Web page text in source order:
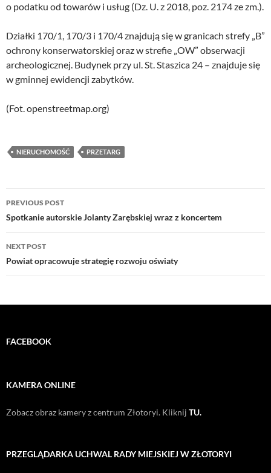
o podatku od towarów i usług (Dz. U. z 2018, poz. 2174 ze zm.).
Działki 170/1, 170/3 i 170/4 znajdują się w granicach strefy „B”
ochrony konserwatorskiej oraz w strefie „OW” obserwacji
archeologicznej. Budynek przy ul. St. Staszica 24 – znajduje się
w gminnej ewidencji zabytków.
(Fot. openstreetmap.org)
NIERUCHOMOŚĆ PRZETARG
Post
navigation
PREVIOUS POST
Spotkanie autorskie Jolanty Zarębskiej wraz z koncertem
NEXT POST
Powiat opracowuje strategię rozwoju oświaty
FACEBOOK
KAMERA ONLINE
Zobacz obraz kamery z centrum Złotoryi. Kliknij TU.
PRZEGLĄDARKA UCHWAL RADY MIEJSKIEJ W ZŁOTORYI